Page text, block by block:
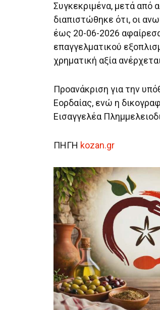
Συγκεκριμένα, μετά από
διαπιστώθηκε ότι, οι
έως 20-06-2026
επαγγελματικού
χρηματική αξία
Προανάκριση για την
Εορδαίας, ενώ η
Εισαγγελέα
ΠΗΓΗ kozan.gr